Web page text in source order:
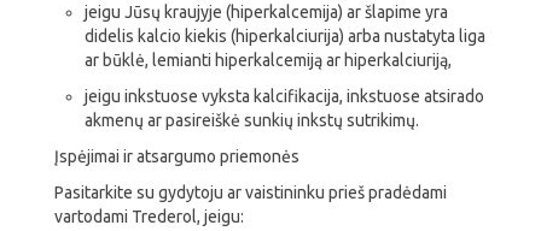
jeigu Jūsų kraujyje (hiperkalcemija) ar šlapime yra
didelis kalcio kiekis (hiperkalciurija) arba nustatyta liga
ar būklė, lemianti hiperkalcemiją ar hiperkalciuriją,
jeigu inkstuose vyksta kalcifikacija, inkstuose atsirado
akmenų ar pasireiškė sunkių inkstų sutrikimų.
Įspėjimai ir atsargumo priemonės
Pasitarkite su gydytoju ar vaistininku prieš pradėdami
vartodami Trederol, jeigu: